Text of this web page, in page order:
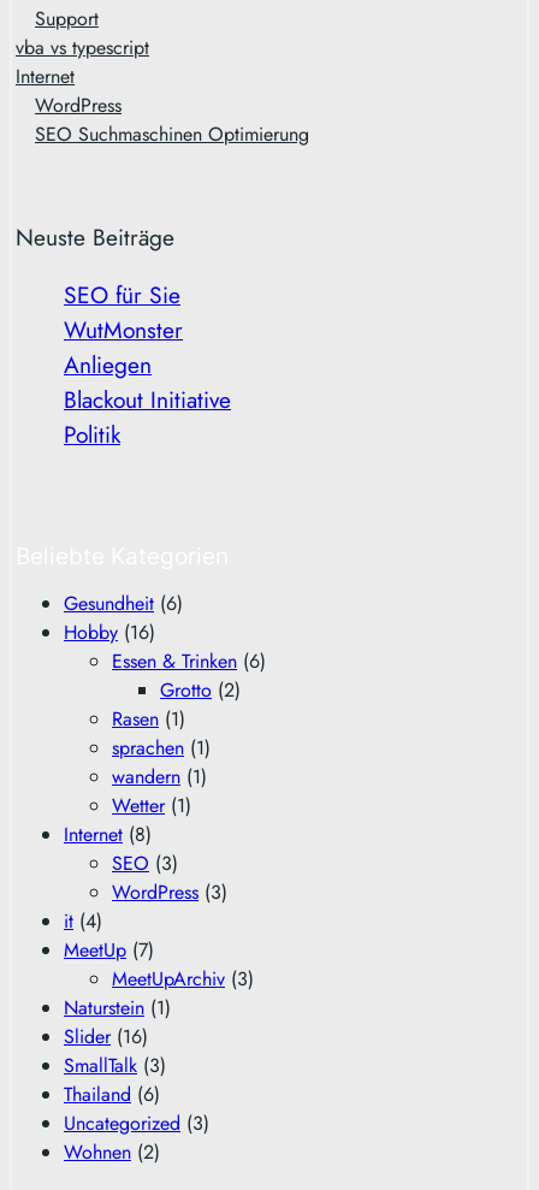
Support
vba vs typescript
Internet
WordPress
SEO Suchmaschinen Optimierung
Neuste Beiträge
SEO für Sie
WutMonster
Anliegen
Blackout Initiative
Politik
Gesundheit (6)
Hobby (16)
Essen & Trinken (6)
Grotto (2)
Rasen (1)
sprachen (1)
wandern (1)
Wetter(1)
Internet (8)
SEO (3)
WordPress (3)
it (4)
MeetUp (7)
MeetUpArchiv (3)
Naturstein (1)
Slider(16)
SmallTalk (3)
Thailand (6)
Uncategorized (3)
Wohnen (2)